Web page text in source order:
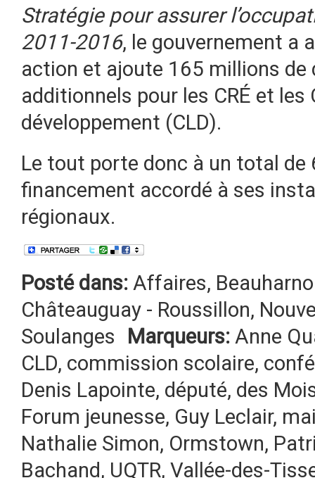
Stratégie pour assurer
2011-2016, le gouvernement a
action et ajoute 165 millions de
additionnels pour les CRÉ et les
développement (CLD).
Le tout porte donc à un total de
financement accordé à ses
régionaux.
Posté dans: Affaires,
Châteauguay - Roussillon,
Soulanges
Marqueurs: Anne
CLD, commission scolaire,
Denis Lapointe, député, des
Forum jeunesse, Guy Leclair,
Nathalie Simon, Ormstown,
Bachand, UQTR, Vallée-des-